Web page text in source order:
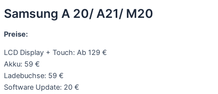
Samsung A 20/ A21/ M20
Preise:
LCD Display + Touch: Ab 129 €
Akku: 59 €
Ladebuchse: 59 €
Software Update: 20 €